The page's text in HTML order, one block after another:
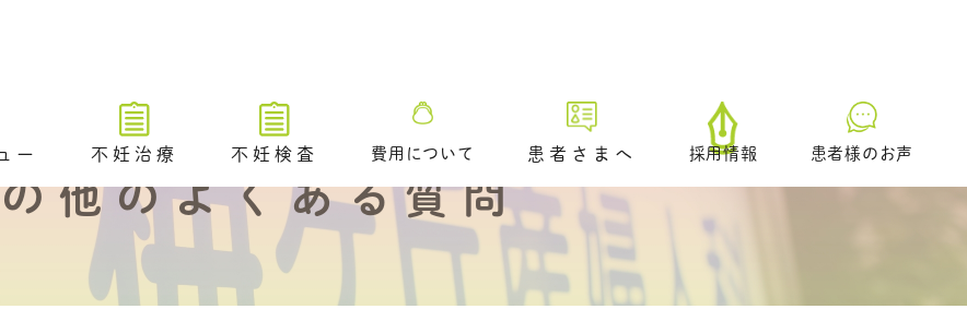
ー 不妊治療
不妊治療トップ
不妊治療の解説動画
タイミング法
不妊検査
不妊検査トップ
排卵や卵巣状態を調べる検査
卵管が通っているかを調べる
費用について 患者さまへ
初診の方へ
プレ妊活／ブライダルチェッ
採用情報 患者様のお声
他のよくある質問